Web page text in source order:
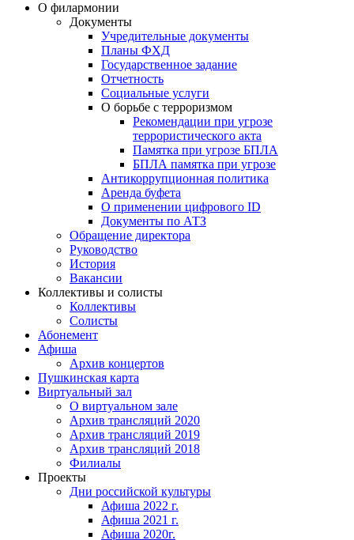
О филармонии
Документы
Учредительные документы
Планы ФХД
Государственное задание
Отчетность
Социальные услуги
О борьбе с терроризмом
Рекомендации при угрозе
террористического акта
Памятка при угрозе БПЛА
БПЛА памятка при угрозе
Антикоррупционная политика
Аренда буфета
О применении цифрового ID
Документы по АТЗ
Обращение директора
Руководство
История
Вакансии
Коллективы и солисты
Коллективы
Солисты
Абонемент
Афиша
Архив концертов
Пушкинская карта
Виртуальный зал
О виртуальном зале
Архив трансляций 2020
Архив трансляций 2019
Архив трансляций 2018
Филиалы
Проекты
Дни российской культуры
Афиша 2022 г.
Афиша 2021 г.
Афиша 2020г.